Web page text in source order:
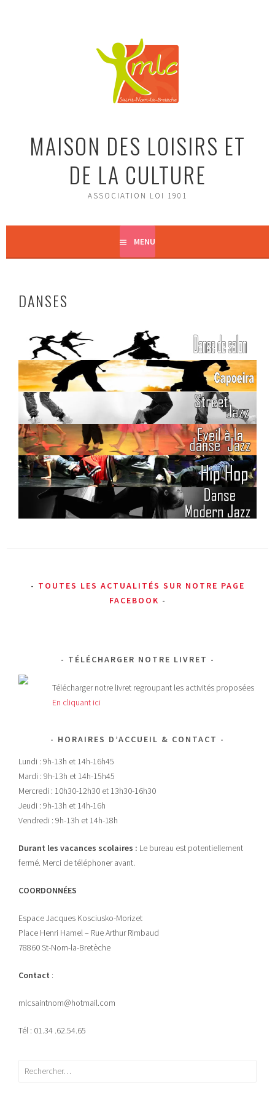
MAISON DES LOISIRS ET
DE LA CULTURE
ASSOCIATION LOI 1901
MENU
DANSES
TOUTES LES ACTUALITÉS SUR NOTRE PAGE
FACEBOOK
TÉLÉCHARGER NOTRE LIVRET
Télécharger notre livret regroupant les activités proposées
En cliquant ici
HORAIRES D’ACCUEIL & CONTACT
Lundi : 9h-13h et 14h-16h45
Mardi : 9h-13h et 14h-15h45
Mercredi : 10h30-12h30 et 13h30-16h30
Jeudi : 9h-13h et 14h-16h
Vendredi : 9h-13h et 14h-18h
Durant les vacances scolaires : Le bureau est potentiellement
fermé. Merci de téléphoner avant.
COORDONNÉES
Espace Jacques Kosciusko-Morizet
Place Henri Hamel – Rue Arthur Rimbaud
78860 St-Nom-la-Bretèche
Contact :
mlcsaintnom@hotmail.com
Tél : 01.34 .62.54.65
Rechercher :